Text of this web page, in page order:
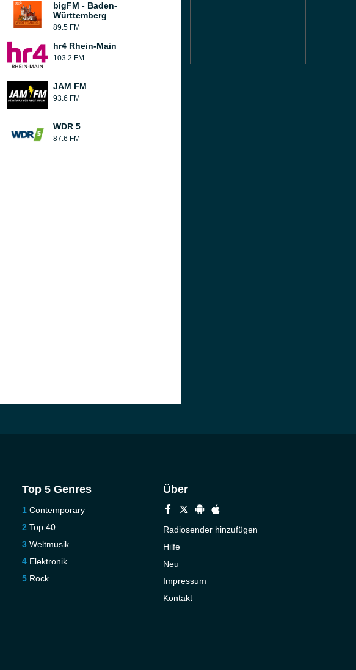
bigFM - Baden-
Württemberg
89.5 FM
hr4 Rhein-Main
103.2 FM
JAM FM
93.6 FM
WDR 5
87.6 FM
Top 5 Genres
Contemporary
Top 40
Weltmusik
Elektronik
Rock
Über
Radiosender hinzufügen
Hilfe
Neu
Impressum
Kontakt